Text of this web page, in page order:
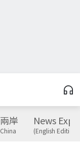
兩岸
China
News
(English Edition)